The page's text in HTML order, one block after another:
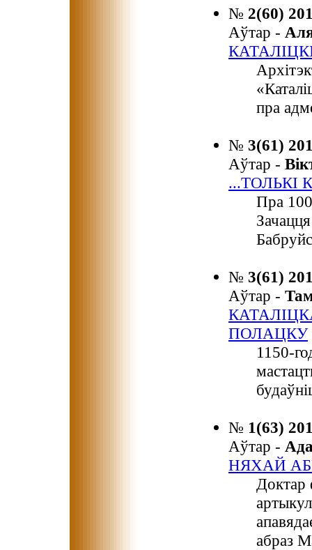
№ 2(60)
Аўтар -
пра
№ 3(61)
Аўтар -
...ТОЛЬКІ
Пра
№ 3(61)
Аўтар -
ПОЛАЦКУ
1150-
№ 1(63)
Аўтар -
НЯХАЙ
Доктар
абраз